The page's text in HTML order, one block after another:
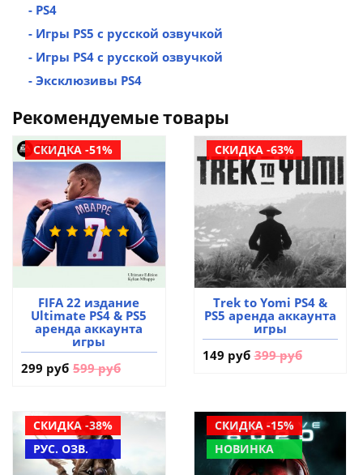
- PS4
- Игры PS5 с русской озвучкой
- Игры PS4 с русской озвучкой
- Эксклюзивы PS4
Рекомендуемые товары
СКИДКА -51%
FIFA 22 издание
Ultimate PS4 & PS5
аренда аккаунта
игры
299 руб 599 руб
СКИДКА -63%
Trek to Yomi PS4 &
PS5 аренда аккаунта
игры
149 руб 399 руб
СКИДКА -38%
РУС. ОЗВ.
СКИДКА -15%
НОВИНКА